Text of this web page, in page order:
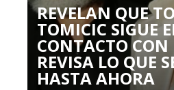
REVELAN QUE
TOMICIC SIGUE
CONTACTO CON
REVISA LO QUE
HASTA AHORA